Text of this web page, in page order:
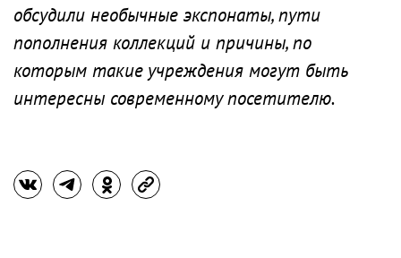
обсудили необычные экспонаты, пути
пополнения коллекций и причины, по
которым такие учреждения могут быть
интересны современному посетителю.